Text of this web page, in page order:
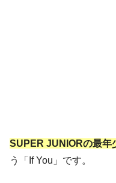
SUPER JUNIORの最年
う「If You」です。